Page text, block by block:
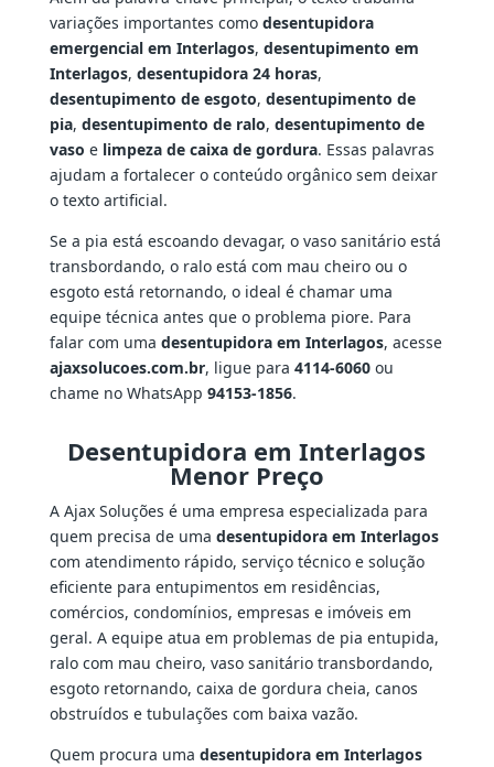
variações importantes como desentupidora
emergencial em Interlagos, desentupimento em
Interlagos, desentupidora 24 horas,
desentupimento de esgoto, desentupimento de
pia, desentupimento de ralo, desentupimento de
vaso e limpeza de caixa de gordura. Essas palavras
ajudam a fortalecer o conteúdo orgânico sem deixar
o texto artificial.
Se a pia está escoando devagar, o vaso sanitário está
transbordando, o ralo está com mau cheiro ou o
esgoto está retornando, o ideal é chamar uma
equipe técnica antes que o problema piore. Para
falar com uma desentupidora em Interlagos, acesse
ajaxsolucoes.com.br, ligue para 4114-6060ou
chame no WhatsApp 94153-1856.
Desentupidora em Interlagos
Menor Preço
A Ajax Soluções é uma empresa especializada para
quem precisa de uma desentupidora em Interlagos
com atendimento rápido, serviço técnico e solução
eficiente para entupimentos em residências,
comércios, condomínios, empresas e imóveis em
geral. A equipe atua em problemas de pia entupida,
ralo com mau cheiro, vaso sanitário transbordando,
esgoto retornando, caixa de gordura cheia, canos
obstruídos e tubulações com baixa vazão.
Quem procura uma desentupidora em Interlagos